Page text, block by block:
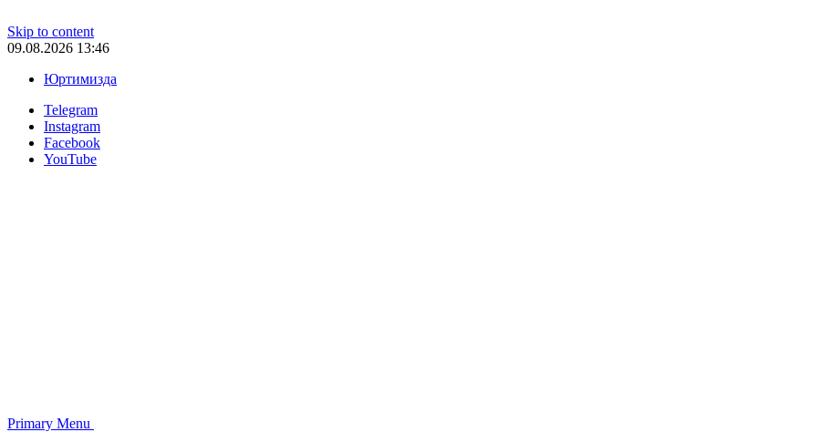
Skip to content
09.08.2026 13:46
Юртимизда
Telegram
Instagram
Facebook
YouTube
Primary Menu